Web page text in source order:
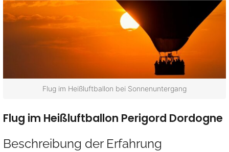
Flug im Heißluftballon bei Sonnenuntergang
Flug im Heißluftballon Perigord Dordogne
Beschreibung der Erfahrung